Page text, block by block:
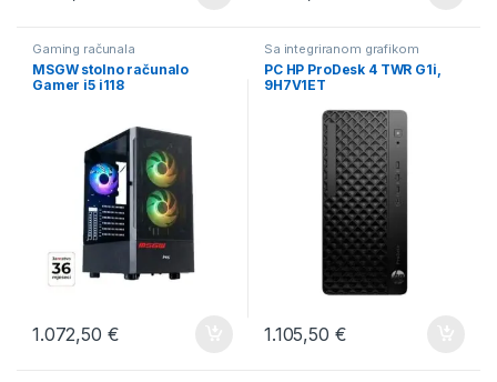
Gaming računala
MSGW stolno računalo
Gamer i5 i118
1.072,50 €
Sa integriranom grafikom
PC HP ProDesk 4 TWR G1i,
9H7V1ET
1.105,50 €